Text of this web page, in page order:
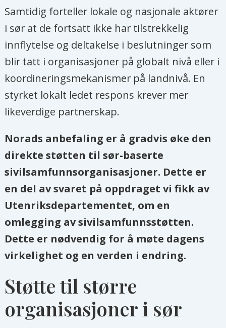
Samtidig forteller lokale og nasjonale aktører
i sør at de fortsatt ikke har tilstrekkelig
innflytelse og deltakelse i beslutninger som
blir tatt i organisasjoner på globalt nivå eller i
koordineringsmekanismer på landnivå. En
styrket lokalt ledet respons krever mer
likeverdige partnerskap.
Norads anbefaling er å gradvis øke den
direkte støtten til sør-baserte
sivilsamfunnsorganisasjoner. Dette er
en del av svaret på oppdraget vi fikk av
Utenriksdepartementet, om en
omlegging av sivilsamfunnsstøtten.
Dette er nødvendig for å møte dagens
virkelighet og en verden i endring.
Støtte til større
organisasjoner i sør